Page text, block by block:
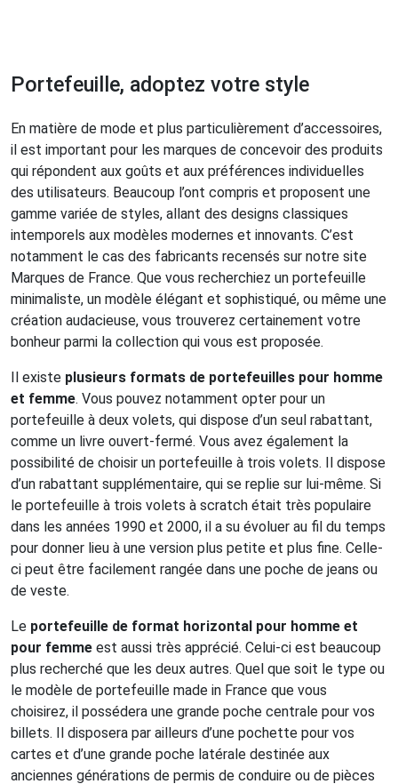
Portefeuille, adoptez votre style
En matière de mode et plus particulièrement d’accessoires,
il est important pour les marques de concevoir des produits
qui répondent aux goûts et aux préférences individuelles
des utilisateurs. Beaucoup l’ont compris et proposent une
gamme variée de styles, allant des designs classiques
intemporels aux modèles modernes et innovants. C’est
notamment le cas des fabricants recensés sur notre site
Marques de France. Que vous recherchiez un portefeuille
minimaliste, un modèle élégant et sophistiqué, ou même une
création audacieuse, vous trouverez certainement votre
bonheur parmi la collection qui vous est proposée.
Il existe plusieurs formats de portefeuilles pour homme
et femme. Vous pouvez notamment opter pour un
portefeuille à deux volets, qui dispose d’un seul rabattant,
comme un livre ouvert-fermé. Vous avez également la
possibilité de choisir un portefeuille à trois volets. Il dispose
d’un rabattant supplémentaire, qui se replie sur lui-même. Si
le portefeuille à trois volets à scratch était très populaire
dans les années 1990 et 2000, il a su évoluer au fil du temps
pour donner lieu à une version plus petite et plus fine. Celle-
ci peut être facilement rangée dans une poche de jeans ou
de veste.
Le portefeuille de format horizontal pour homme et
pour femme est aussi très apprécié. Celui-ci est beaucoup
plus recherché que les deux autres. Quel que soit le type ou
le modèle de portefeuille made in France que vous
choisirez, il possédera une grande poche centrale pour vos
billets. Il disposera par ailleurs d’une pochette pour vos
cartes et d’une grande poche latérale destinée aux
anciennes générations de permis de conduire ou de pièces